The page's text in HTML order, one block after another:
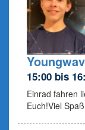
15:00 bis
Einrad fahren
Euch!Viel